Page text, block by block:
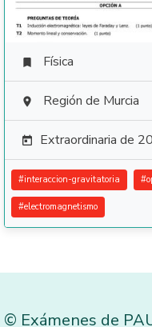
 Física
 Región de Murcia
 Extraordinaria de
#interaccion-gravitatoria #
#electromagnetismo
© Exámenes de